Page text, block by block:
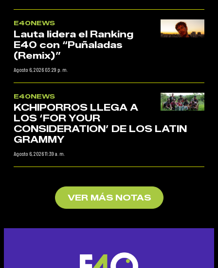
E40NEWS
Lauta lidera el Ranking
E40 con “Puñaladas
(Remix)”
Agosto 6, 2026 03:29 p. m.
E40NEWS
KCHIPORROS LLEGA A
LOS ‘FOR YOUR
CONSIDERATION’ DE LOS LATIN
GRAMMY
Agosto 6, 2026 11:39 a. m.
VER MÁS NOTAS